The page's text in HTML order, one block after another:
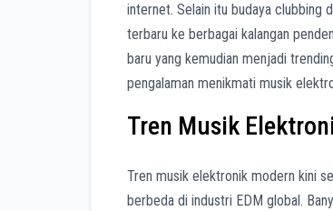
internet. Selain itu budaya clubbing
terbaru ke berbagai kalangan
baru yang kemudian menjadi
pengalaman menikmati musik
Tren Musik
Tren musik elektronik modern kini
berbeda di industri EDM global.